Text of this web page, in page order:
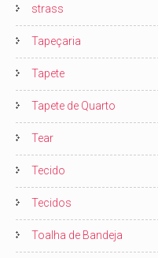
strass
Tapeçaria
Tapete
Tapete de Quarto
Tear
Tecido
Tecidos
Toalha de Bandeja